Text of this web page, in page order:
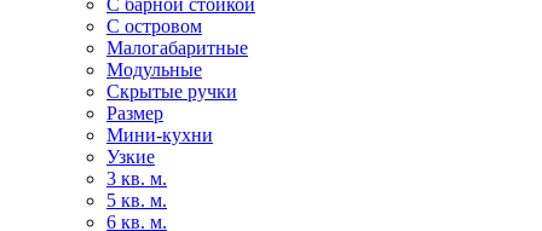
С барной стойкой
С островом
Малогабаритные
Модульные
Скрытые ручки
Размер
Мини-кухни
Узкие
3 кв. м.
5 кв. м.
6 кв. м.